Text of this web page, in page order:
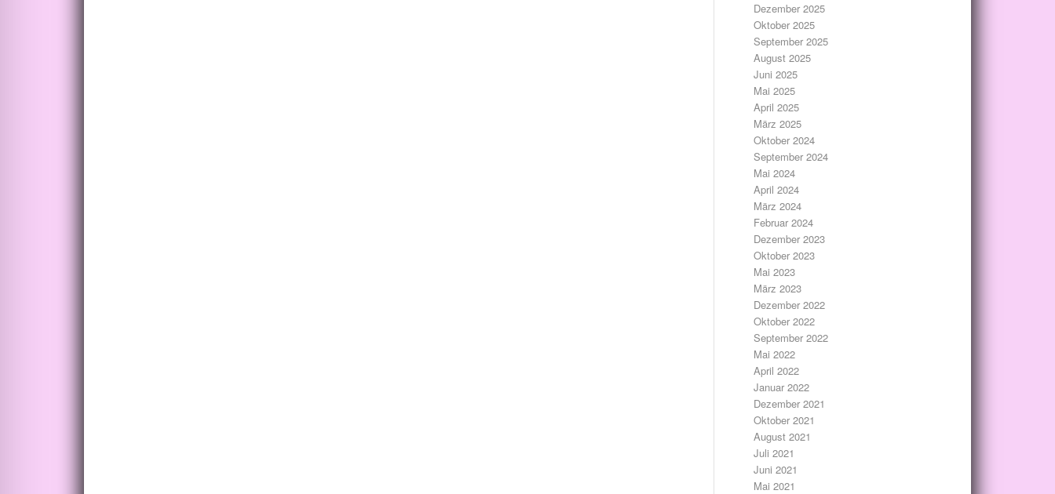
Dezember 2025
Oktober 2025
September 2025
August 2025
Juni 2025
Mai 2025
April 2025
März 2025
Oktober 2024
September 2024
Mai 2024
April 2024
März 2024
Februar 2024
Dezember 2023
Oktober 2023
Mai 2023
März 2023
Dezember 2022
Oktober 2022
September 2022
Mai 2022
April 2022
Januar 2022
Dezember 2021
Oktober 2021
August 2021
Juli 2021
Juni 2021
Mai 2021